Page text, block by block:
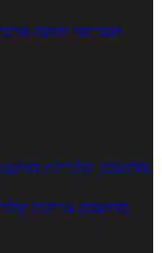
תפריטי תזונה
מחשבון קלוריות
מחשבון צריכת